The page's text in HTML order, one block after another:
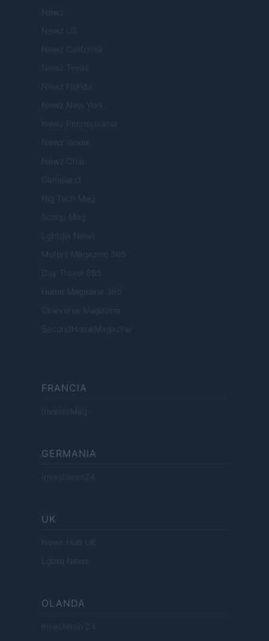
Newz
Newz US
Newz California
Newz Texas
Newz Florida
Newz New York
Newz Pennsylvania
Newz Illinois
Newz Ohio
Gameland
Hig Tech Mag
Scoop Mag
Lgbtqia News
Motors Magazine 365
Day Travel 365
Home Magazine 365
Cineverse Magazine
SecondHomeMagazine
FRANCIA
InvestirMag
GERMANIA
Investieren24
UK
News Hub UK
Lgbtq News
OLANDA
Investeren 24